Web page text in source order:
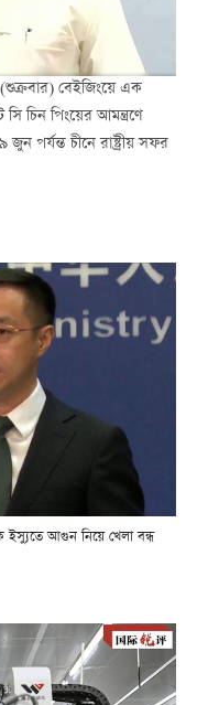
বেইজিংয়ে এক
চিন পিংয়ের আমন্ত্রণে
পর্যন্ত চীনে রাষ্ট্রীয় সফর
ইস্যুতে আগুন নিয়ে খেলা বন্ধ